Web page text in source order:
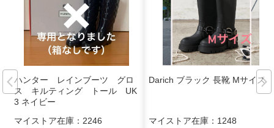
ハンター レインブーツ グロ
ス キルティング トール UK
3 ネイビー
マイストア在庫： 2246
Darich ブラック 長靴 Mサイズ
マイストア在庫： 1248